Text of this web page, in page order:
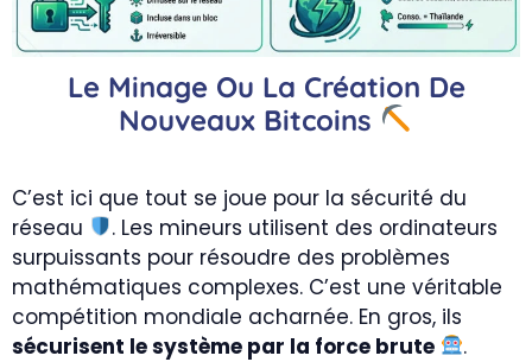
Le Minage Ou La Création De
Nouveaux Bitcoins
C’est ici que tout se joue pour la sécurité du
réseau
. Les mineurs utilisent des ordinateurs
surpuissants pour résoudre des problèmes
mathématiques complexes. C’est une véritable
compétition mondiale acharnée. En gros, ils
sécurisent le système par la force brute
.